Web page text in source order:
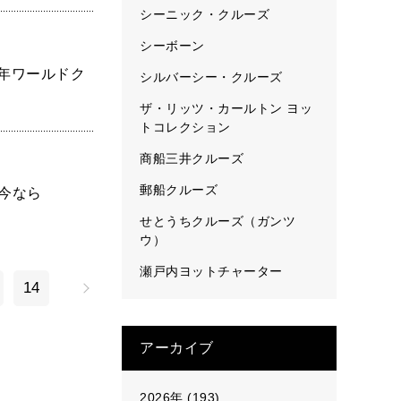
ワールドク
なら
14
シーニック・クルーズ
シーボーン
シルバーシー・クルーズ
ザ・リッツ・カールトン ヨッ
トコレクション
商船三井クルーズ
郵船クルーズ
せとうちクルーズ（ガンツ
ウ）
瀬戸内ヨットチャーター
アーカイブ
2026年 (193)